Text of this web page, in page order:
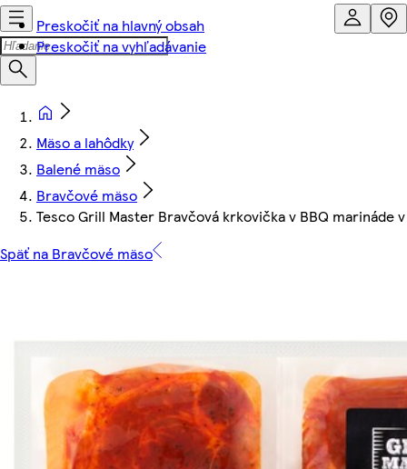
Preskočiť na hlavný obsah
Preskočiť na vyhľadávanie
Mäso a lahôdky
Balené mäso
Bravčové mäso
Tesco Grill Master Bravčová krkovička v BBQ marináde
Späť na Bravčové mäso